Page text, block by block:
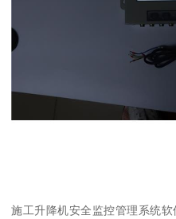
施工升降机安全监控管理系统